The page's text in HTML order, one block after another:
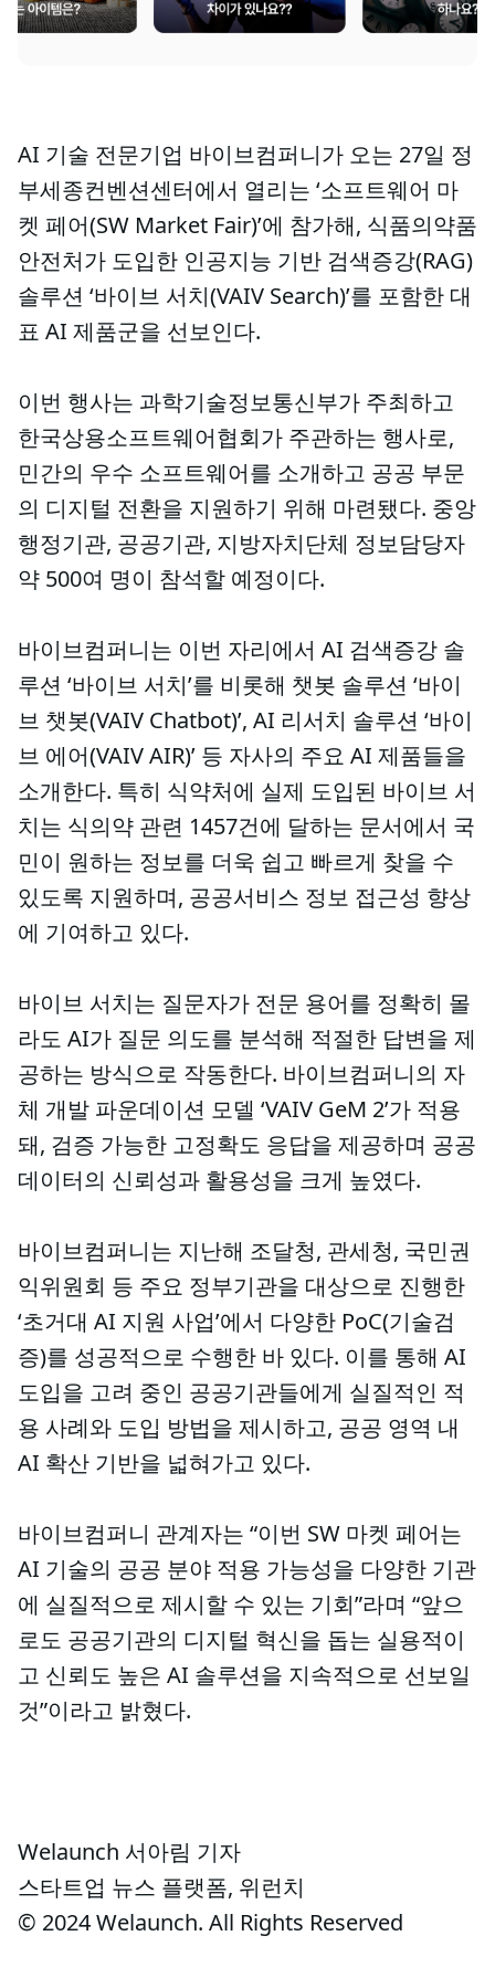
AI 기술 전문기업 바이브컴퍼니가 오는 27일 정
부세종컨벤션센터에서 열리는 ‘소프트웨어 마
켓 페어(SW Market Fair)’에 참가해, 식품의약품
안전처가 도입한 인공지능 기반 검색증강(RAG)
솔루션 ‘바이브 서치(VAIV Search)’를 포함한 대
표 AI 제품군을 선보인다.
이번 행사는 과학기술정보통신부가 주최하고
한국상용소프트웨어협회가 주관하는 행사로,
민간의 우수 소프트웨어를 소개하고 공공 부문
의 디지털 전환을 지원하기 위해 마련됐다. 중앙
행정기관, 공공기관, 지방자치단체 정보담당자
약 500여 명이 참석할 예정이다.
바이브컴퍼니는 이번 자리에서 AI 검색증강 솔
루션 ‘바이브 서치’를 비롯해 챗봇 솔루션 ‘바이
브 챗봇(VAIV Chatbot)’, AI 리서치 솔루션 ‘바이
브 에어(VAIV AIR)’ 등 자사의 주요 AI 제품들을
소개한다. 특히 식약처에 실제 도입된 바이브 서
치는 식의약 관련 1457건에 달하는 문서에서 국
민이 원하는 정보를 더욱 쉽고 빠르게 찾을 수
있도록 지원하며, 공공서비스 정보 접근성 향상
에 기여하고 있다.
바이브 서치는 질문자가 전문 용어를 정확히 몰
라도 AI가 질문 의도를 분석해 적절한 답변을 제
공하는 방식으로 작동한다. 바이브컴퍼니의 자
체 개발 파운데이션 모델 ‘VAIV GeM 2’가 적용
돼, 검증 가능한 고정확도 응답을 제공하며 공공
데이터의 신뢰성과 활용성을 크게 높였다.
바이브컴퍼니는 지난해 조달청, 관세청, 국민권
익위원회 등 주요 정부기관을 대상으로 진행한
‘초거대 AI 지원 사업’에서 다양한 PoC(기술검
증)를 성공적으로 수행한 바 있다. 이를 통해 AI
도입을 고려 중인 공공기관들에게 실질적인 적
용 사례와 도입 방법을 제시하고, 공공 영역 내
AI 확산 기반을 넓혀가고 있다.
바이브컴퍼니 관계자는 “이번 SW 마켓 페어는
AI 기술의 공공 분야 적용 가능성을 다양한 기관
에 실질적으로 제시할 수 있는 기회”라며 “앞으
로도 공공기관의 디지털 혁신을 돕는 실용적이
고 신뢰도 높은 AI 솔루션을 지속적으로 선보일
것”이라고 밝혔다.
Welaunch 서아림 기자
스타트업 뉴스 플랫폼, 위런치
© 2024 Welaunch. All Rights Reserved